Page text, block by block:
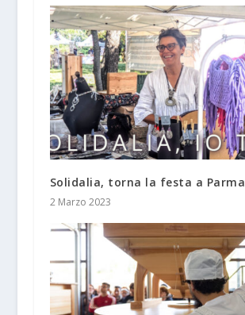
Solidalia, torna la festa a Parma
2 Marzo 2023